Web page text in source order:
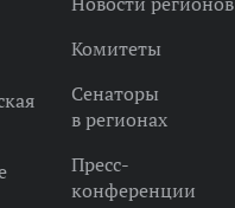
Комитеты
Сенаторы
в регионах
Пресс-
конференции